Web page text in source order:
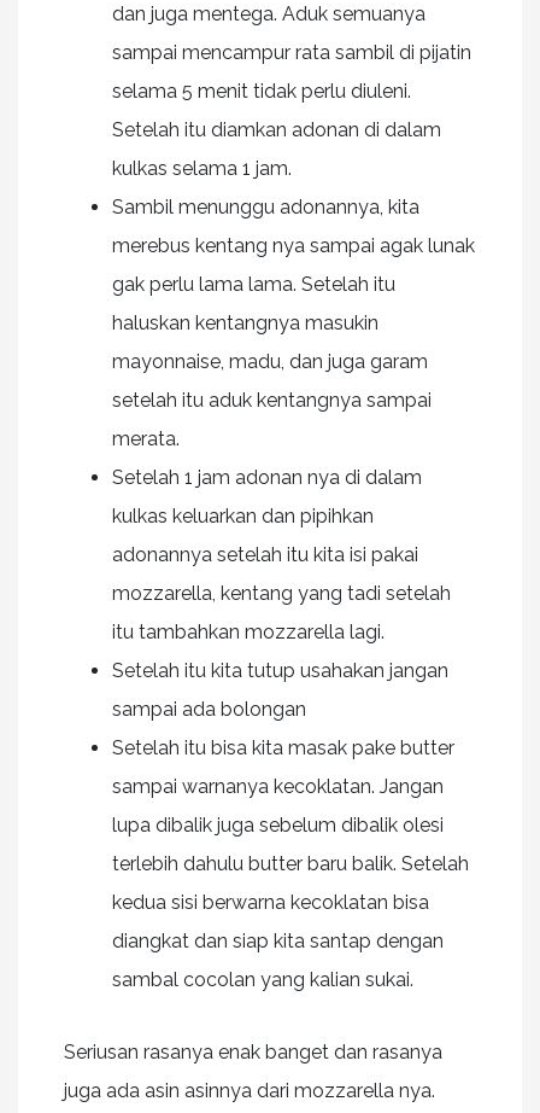
dan juga mentega. Aduk semuanya
sampai mencampur rata sambil di pijatin
selama 5 menit tidak perlu diuleni.
Setelah itu diamkan adonan di dalam
kulkas selama 1 jam.
Sambil menunggu adonannya, kita
merebus kentang nya sampai agak lunak
gak perlu lama lama. Setelah itu
haluskan kentangnya masukin
mayonnaise, madu, dan juga garam
setelah itu aduk kentangnya sampai
merata.
Setelah 1 jam adonan nya di dalam
kulkas keluarkan dan pipihkan
adonannya setelah itu kita isi pakai
mozzarella, kentang yang tadi setelah
itu tambahkan mozzarella lagi.
Setelah itu kita tutup usahakan jangan
sampai ada bolongan
Setelah itu bisa kita masak pake butter
sampai warnanya kecoklatan. Jangan
lupa dibalik juga sebelum dibalik olesi
terlebih dahulu butter baru balik. Setelah
kedua sisi berwarna kecoklatan bisa
diangkat dan siap kita santap dengan
sambal cocolan yang kalian sukai.
Seriusan rasanya enak banget dan rasanya
juga ada asin asinnya dari mozzarella nya.